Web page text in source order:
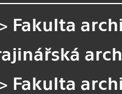
Fakulta
Fakulta